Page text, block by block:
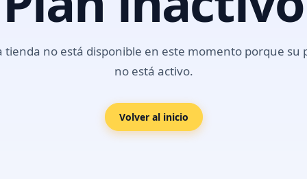
tienda no está disponible en este momento porque su
no está activo.
Volver al inicio